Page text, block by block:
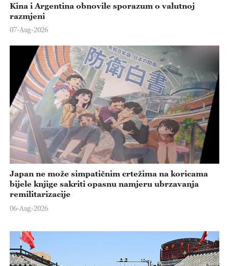
Kina i Argentina obnovile sporazum o valutnoj
razmjeni
07-Aug-2026
Japan ne može simpatičnim crtežima na koricama
bijele knjige sakriti opasnu namjeru ubrzavanja
remilitarizacije
06-Aug-2026